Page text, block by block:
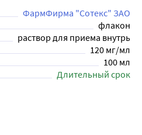
ФармФирма "Сотекс" ЗАО
флакон
раствор для приема внутрь
120 мг/мл
100 мл
Длительный срок